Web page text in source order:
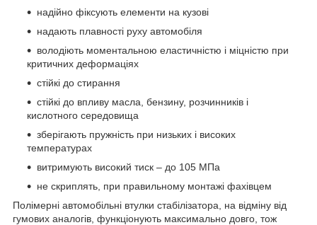
надійно фіксують елементи на кузові
надають плавності руху автомобіля
володіють моментальною еластичністю і міцністю при
критичних деформаціях
стійкі до стирання
стійкі до впливу масла, бензину, розчинників і
кислотного середовища
зберігають пружність при низьких і високих
температурах
витримують високий тиск – до 105 МПа
не скриплять, при правильному монтажі фахівцем
Полімерні автомобільні втулки стабілізатора, на відміну від
гумових аналогів, функціонують максимально довго, тож